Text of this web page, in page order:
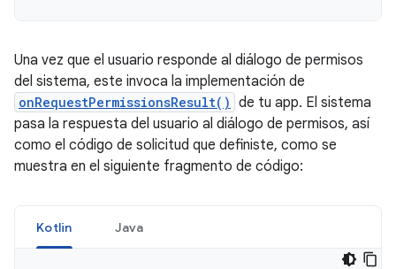
Una vez que el usuario responde al diálogo de permisos
del sistema, este invoca la implementación de
onRequestPermissionsResult() de tu app. El sistema
pasa la respuesta del usuario al diálogo de permisos, así
como el código de solicitud que definiste, como se
muestra en el siguiente fragmento de código:
Kotlin Java